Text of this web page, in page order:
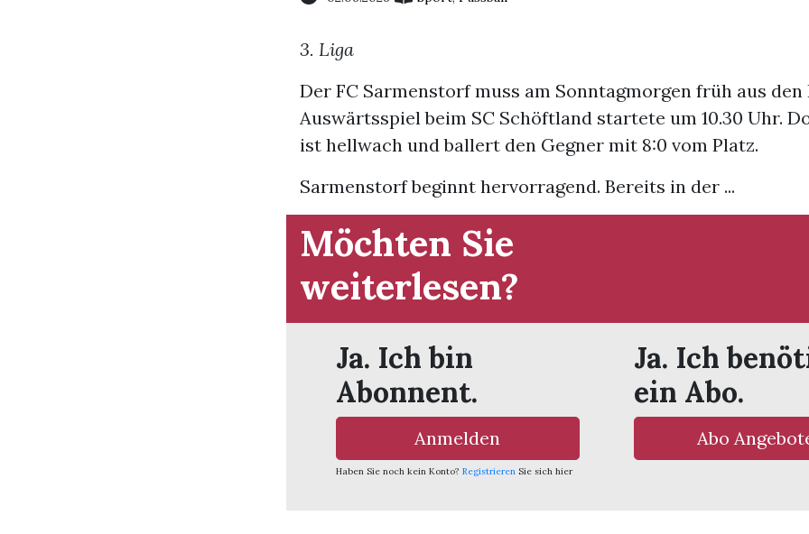
3. Liga
Der FC Sarmenstorf muss am Sonntagmorgen früh aus den
Auswärtsspiel beim SC Schöftland startete um 10.30 Uhr.
ist hellwach und ballert den Gegner mit 8:0 vom Platz.
Sarmenstorf beginnt hervorragend. Bereits in der ...
Möchten Sie
weiterlesen?
Ja. Ich bin
Abonnent.
Anmelden
Haben Sie noch kein Konto? Registrieren Sie sich hier
Ja. Ich
ein Abo.
Abo